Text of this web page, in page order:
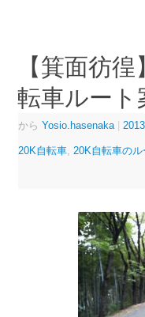
【箕面彷
転車ルート
から Yosio.hasenaka
20K自転車, 20K自転車のル